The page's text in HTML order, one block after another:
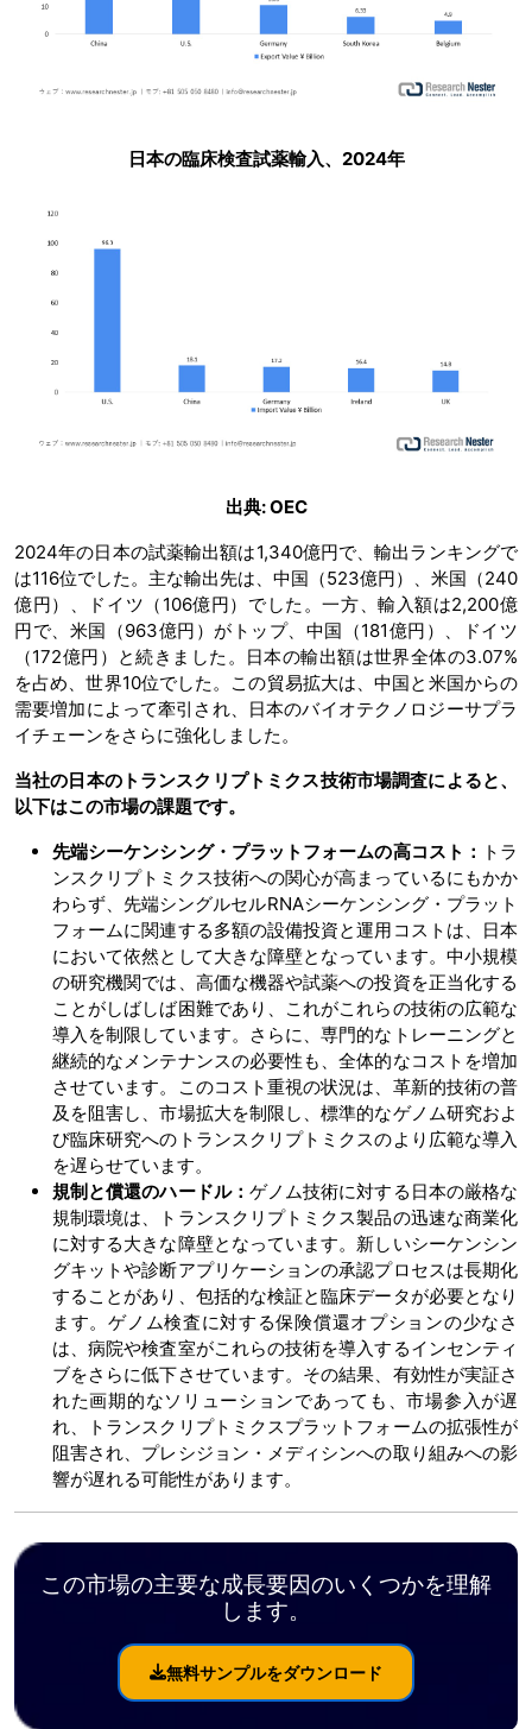
日本の臨床検査試薬輸入、2024年
出典: OEC
2024年の日本の試薬輸出額は1,340億円で、輸出ランキングで
は116位でした。主な輸出先は、中国（523億円）、米国（240
億円）、ドイツ（106億円）でした。一方、輸入額は2,200億
円で、米国（963億円）がトップ、中国（181億円）、ドイツ
（172億円）と続きました。日本の輸出額は世界全体の3.07%
を占め、世界10位でした。この貿易拡大は、中国と米国からの
需要増加によって牽引され、日本のバイオテクノロジーサプラ
イチェーンをさらに強化しました。
当社の日本のトランスクリプトミクス技術市場調査によると、
以下はこの市場の課題です。
先端シーケンシング・プラットフォームの高コスト： トラ
ンスクリプトミクス技術への関心が高まっているにもかか
わらず、先端シングルセルRNAシーケンシング・プラット
フォームに関連する多額の設備投資と運用コストは、日本
において依然として大きな障壁となっています。中小規模
の研究機関では、高価な機器や試薬への投資を正当化する
ことがしばしば困難であり、これがこれらの技術の広範な
導入を制限しています。さらに、専門的なトレーニングと
継続的なメンテナンスの必要性も、全体的なコストを増加
させています。このコスト重視の状況は、革新的技術の普
及を阻害し、市場拡大を制限し、標準的なゲノム研究およ
び臨床研究へのトランスクリプトミクスのより広範な導入
を遅らせています。
規制と償還のハードル： ゲノム技術に対する日本の厳格な
規制環境は、トランスクリプトミクス製品の迅速な商業化
に対する大きな障壁となっています。新しいシーケンシン
グキットや診断アプリケーションの承認プロセスは長期化
することがあり、包括的な検証と臨床データが必要となり
ます。ゲノム検査に対する保険償還オプションの少なさ
は、病院や検査室がこれらの技術を導入するインセンティ
ブをさらに低下させています。その結果、有効性が実証さ
れた画期的なソリューションであっても、市場参入が遅
れ、トランスクリプトミクスプラットフォームの拡張性が
阻害され、プレシジョン・メディシンへの取り組みへの影
響が遅れる可能性があります。
この市場の主要な成長要因のいくつかを理解
します。
無料サンプルをダウンロード